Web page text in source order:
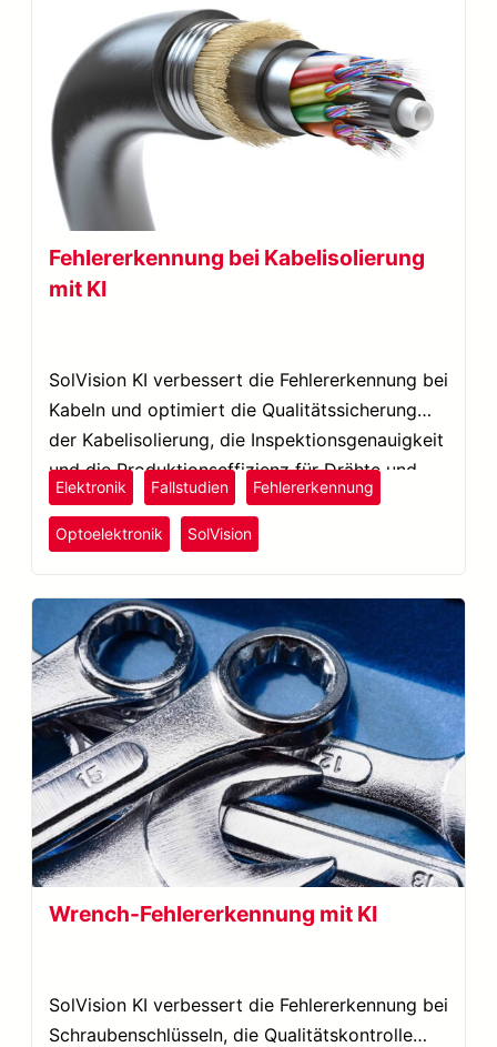
Fehlererkennung bei Kabelisolierung
mit KI
SolVision KI verbessert die Fehlererkennung bei
Kabeln und optimiert die Qualitätssicherung
der Kabelisolierung, die Inspektionsgenauigkeit
und die Produktionseffizienz für Drähte und
Kabel.
Elektronik Fallstudien Fehlererkennung
Optoelektronik SolVision
Wrench-Fehlererkennung mit KI
SolVision KI verbessert die Fehlererkennung bei
Schraubenschlüsseln, die Qualitätskontrolle